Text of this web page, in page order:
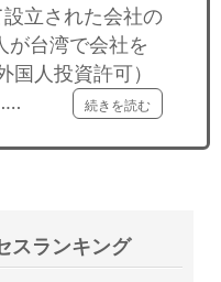
立された会社の
が台湾で会社を
国人投資許可）
続きを読む
スランキング